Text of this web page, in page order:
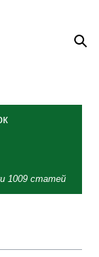
1009 статей